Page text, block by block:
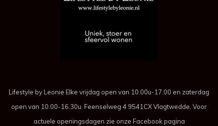
Lifestyle by Leonie Elke vrijdag open van 10.00u-17.00 en zaterdag
open van 10.00-16.30u. Feenselweg 4 9541CX Vlagtwedde. Voor
actuele openingsdagen zie onze Facebook pagina